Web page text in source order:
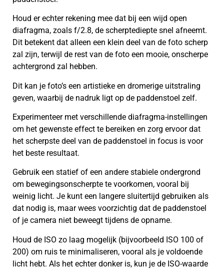
Houd er echter rekening mee dat bij een wijd open
diafragma, zoals f/2.8, de scherptediepte snel afneemt.
Dit betekent dat alleen een klein deel van de foto scherp
zal zijn, terwijl de rest van de foto een mooie, onscherpe
achtergrond zal hebben.
Dit kan je foto’s een artistieke en dromerige uitstraling
geven, waarbij de nadruk ligt op de paddenstoel zelf.
Experimenteer met verschillende diafragma-instellingen
om het gewenste effect te bereiken en zorg ervoor dat
het scherpste deel van de paddenstoel in focus is voor
het beste resultaat.
Gebruik een statief of een andere stabiele ondergrond
om bewegingsonscherpte te voorkomen, vooral bij
weinig licht. Je kunt een langere sluitertijd gebruiken als
dat nodig is, maar wees voorzichtig dat de paddenstoel
of je camera niet beweegt tijdens de opname.
Houd de ISO zo laag mogelijk (bijvoorbeeld ISO 100 of
200) om ruis te minimaliseren, vooral als je voldoende
licht hebt. Als het echter donker is, kun je de ISO-waarde